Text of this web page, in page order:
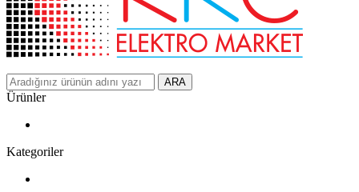
ARA
Ürünler
Kategoriler